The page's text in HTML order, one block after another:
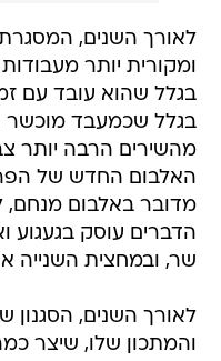
לאורך השנים,
ומקורית יותר
בגלל שהוא עובד עם
בגלל שכמעבד מוכשר
מהשירים הרבה יותר
האלבום החדש של
מדובר באלבום מנחם,
הדברים עוסק בגעגוע
שר, ובמחצית השנייה
לאורך השנים, הסגנון
והמתכון שלו, שיצר